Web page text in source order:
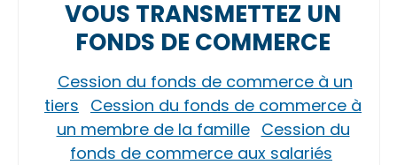
VOUS TRANSMETTEZ UN
FONDS DE COMMERCE
Cession du fonds de commerce à un
tiers Cession du fonds de commerce à
un membre de la famille Cession du
fonds de commerce aux salariés